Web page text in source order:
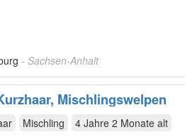
- Sachsen-Anhalt
Mischlingswelpen
Mischling 4 Jahre 2 Monate alt